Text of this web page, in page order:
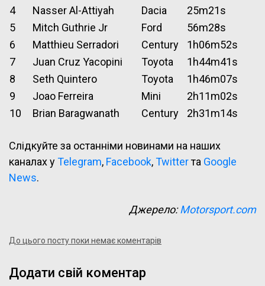
4
Nasser Al-Attiyah Dacia
25m21s
5
Mitch Guthrie Jr Ford
56m28s
6
Matthieu Serradori Century
1h06m52s
7
Juan Cruz Yacopini Toyota
1h44m41s
8
Seth Quintero Toyota
1h46m07s
9
Joao Ferreira Mini
2h11m02s
10
Brian Baragwanath Century 2h31m14s
Слідкуйте за останніми новинами на наших
каналах уTelegram, Facebook,Twitterта Google
News.
Джерело:Motorsport.com
До цього посту поки немає коментарів
Додати свій коментар